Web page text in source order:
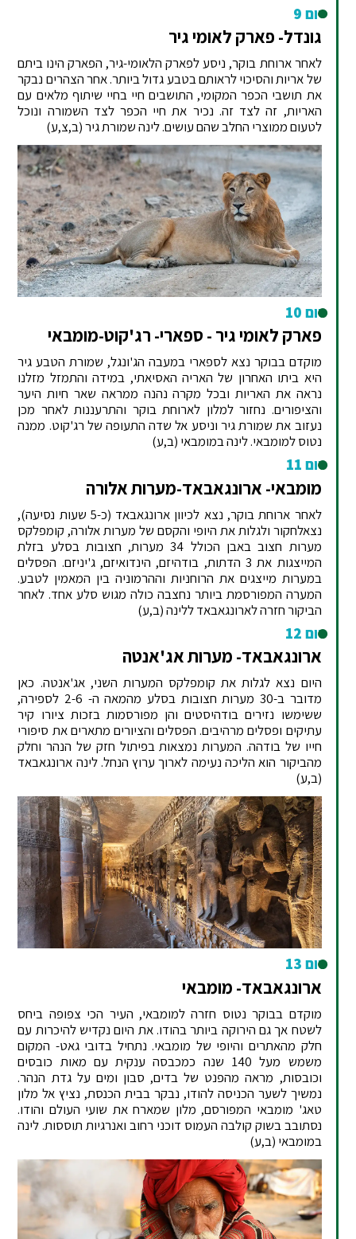
יום 9
גונדל- פארק לאומי גיר
לאחר ארוחת בוקר, ניסע לפארק הלאומי-גיר, הפארק הינו ביתם
של אריות והסיכוי לראותם בטבע גדול ביותר. אחר הצהרים נבקר
את תושבי הכפר המקומי, התושבים חיי בחיי שיתוף מלאים עם
האריות, זה לצד זה. נכיר את חיי הכפר לצד השמורה ונוכל
לטעום ממוצרי החלב שהם עושים. לינה שמורת גיר (ב,צ,ע)
יום 10
פארק לאומי גיר - ספארי- רג'קוט-מומבאי
מוקדם בבוקר נצא לספארי במעבה הג'ונגל, שמורת הטבע גיר
היא ביתו האחרון של האריה האסיאתי, במידה והתמזל מזלנו
נראה את האריות ובכל מקרה נהנה ממראה שאר חיות היער
והציפורים. נחזור למלון לארוחת בוקר והתרעננות לאחר מכן
נעזוב את שמורת גיר וניסע אל שדה התעופה של רג'קוט. ממנה
נטוס למומבאי. לינה במומבאי (ב,ע)
יום 11
מומבאי- ארונגאבאד-מערות אלורה
לאחר ארוחת בוקר, נצא לכיוון ארונגאבאד (כ-5 שעות נסיעה),
נצאלחקור ולגלות את היופי והקסם של מערות אלורה, קומפלקס
מערות חצוב באבן הכולל 34 מערות, חצובות בסלע בזלת
המייצגות את 3 הדתות, בודהיזם, הינדואיזם, ג'יניזם. הפסלים
במערות מייצגים את הרוחניות וההרמוניה בין המאמין לטבע.
המערה המפורסמת ביותר נחצבה כולה מגוש סלע אחד. לאחר
הביקור חזרה לארונגאבאד ללינה (ב,ע)
יום 12
ארונגאבאד- מערות אג'אנטה
היום נצא לגלות את קומפלקס המערות השני, אג'אנטה. כאן
מדובר ב-30 מערות חצובות בסלע מהמאה ה- 2-6 לספירה,
ששימשו נזירים בודהיסטים והן מפורסמות בזכות ציורו קיר
עתיקים ופסלים מרהיבים. הפסלים והציורים מתארים את סיפורי
חייו של בודהה. המערות נמצאות בפיתול חזק של הנהר וחלק
מהביקור הוא הליכה נעימה לארוך ערוץ הנחל. לינה ארונגאבאד
(ב,ע)
יום 13
ארונגאבאד- מומבאי
מוקדם בבוקר נטוס חזרה למומבאי, העיר הכי צפופה ביחס
לשטח אך גם הירוקה ביותר בהודו. את היום נקדיש להיכרות עם
חלק מהאתרים והיופי של מומבאי. נתחיל בדובי גאט- המקום
משמש מעל 140 שנה כמכבסה ענקית עם מאות כובסים
וכובסות, מראה מהפנט של בדים, סבון ומים על גדת הנהר.
נמשיך לשער הכניסה להודו, נבקר בבית הכנסת, נציץ אל מלון
טאג' מומבאי המפורסם, מלון שמארח את שועי העולם והודו.
נסתובב בשוק קולבה העמוס דוכני רחוב ואנרגיות תוססות. לינה
במומבאי (ב,ע)